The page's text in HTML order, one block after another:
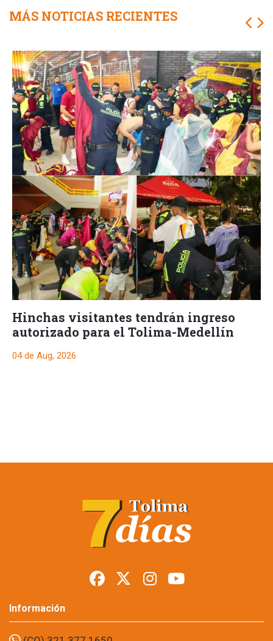
MÁS NOTICIAS RECIENTES
Hinchas visitantes tendrán ingreso
autorizado para el Tolima-Medellín
04 de Aug, 2026
armas en Tolima
durante posesión
presidencial
Foto: suministrada a Tolima7Días.